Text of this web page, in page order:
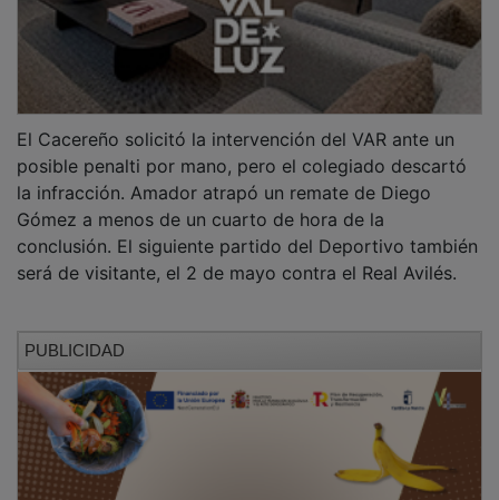
Cacereño: Diego Nieves; Emi, Javi Barrio, Martínez,
Joserra; Monerris (Iván Fernández, min. 81), Diego
Gutiérrez (Nico Conesa, min. 61), Javi Ajenjo, Berlanga
(César Gómez, min. 81); Palacín (Kensly, min. 72) y
Diego Gómez.